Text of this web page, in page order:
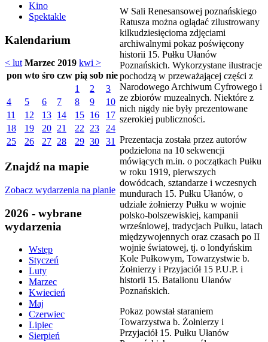
Kino
Spektakle
Kalendarium
< lut Marzec 2019 kwi >
pon wto śro czw pią sob nie
1
2
3
4
5 6 7 8 9
10
11
12 13 14 15 16
17
18
19 20 21 22 23
24
25
26 27 28 29 30 31
Znajdź na mapie
Zobacz wydarzenia na planie
2026 - wybrane
wydarzenia
Wstęp
Styczeń
Luty
Marzec
Kwiecień
Maj
Czerwiec
Lipiec
Sierpień
W Sali Renesansowej poznańskiego
Ratusza można oglądać zilustrowany
kilkudziesięcioma zdjęciami
archiwalnymi pokaz poświęcony
historii 15. Pułku Ułanów
Poznańskich. Wykorzystane ilustracje
pochodzą w przeważającej części z
Narodowego Archiwum Cyfrowego i
ze zbiorów muzealnych. Niektóre z
nich nigdy nie były prezentowane
szerokiej publiczności.
Prezentacja została przez autorów
podzielona na 10 sekwencji
mówiących m.in. o początkach Pułku
w roku 1919, pierwszych
dowódcach, sztandarze i wczesnych
mundurach 15. Pułku Ułanów, o
udziale żołnierzy Pułku w wojnie
polsko-bolszewiskiej, kampanii
wrześniowej, tradycjach Pułku, latach
międzywojennych oraz czasach po II
wojnie światowej, tj. o londyńskim
Kole Pułkowym, Towarzystwie b.
Żołnierzy i Przyjaciół 15 P.U.P. i
historii 15. Batalionu Ułanów
Poznańskich.
Pokaz powstał staraniem
Towarzystwa b. Żołnierzy i
Przyjaciół 15. Pułku Ułanów